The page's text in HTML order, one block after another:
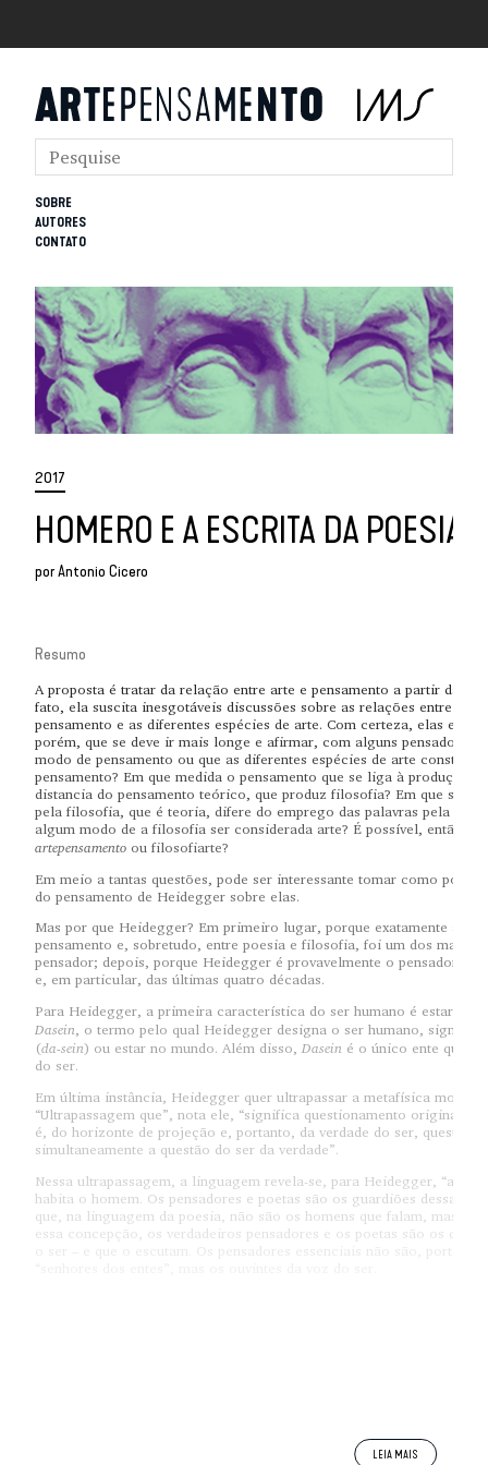
SOBRE
AUTORES
CONTATO
2017
HOMERO E A ESCRITA DA POESIA
porAntonio Cicero
Resumo
A proposta é tratar da relação entre arte e pensamento a partir da
fato, ela suscita inesgotáveis discussões sobre as relações entre os
pensamento e as diferentes espécies de arte. Com certeza, elas
porém, que se deve ir mais longe e afirmar, com alguns pensadores,
modo de pensamento ou que as diferentes espécies de arte
pensamento? Em que medida o pensamento que se liga à produção
distancia do pensamento teórico, que produz filosofia? Em que
pela filosofia, que é teoria, difere do emprego das palavras pela
algum modo de a filosofia ser considerada arte? É possível, então,
artepensamento ou filosofiarte?
Em meio a tantas questões, pode ser interessante tomar como
do pensamento de Heidegger sobre elas.
Mas por que Heidegger? Em primeiro lugar, porque exatamente a
pensamento e, sobretudo, entre poesia e filosofia, foi um dos mais
pensador; depois, porque Heidegger é provavelmente o pensador
e, em particular, das últimas quatro décadas.
Para Heidegger, a primeira característica do ser humano é estar ou
Dasein, o termo pelo qual Heidegger designa o ser humano,
(da-sein) ou estar no mundo. Além disso, Dasein é o único ente que
do ser.
Em última instância, Heidegger quer ultrapassar a metafísica
“Ultrapassagem que”, nota ele, “significa questionamento originário
é, do horizonte de projeção e, portanto, da verdade do ser, questão
simultaneamente a questão do ser da verdade”.
Nessa ultrapassagem, a linguagem revela-se, para Heidegger, “a
habita o homem. Os pensadores e poetas são os guardiões dessa
que, na linguagem da poesia, não são os homens que falam, mas o
essa concepção, os verdadeiros pensadores e os poetas são os que
o ser – e que o escutam. Os pensadores essenciais não são,